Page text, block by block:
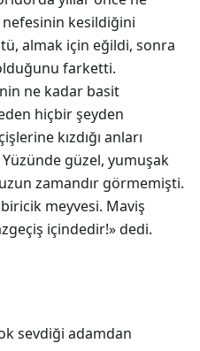
kesildiğini
almak için eğildi, sonra
farketti.
ne kadar basit
hiçbir şeyden
kızdığı anları
güzel, yumuşak
zamandır görmemişti.
biricik meyvesi. Maviş
içindedir!» dedi.
sevdiği adamdan